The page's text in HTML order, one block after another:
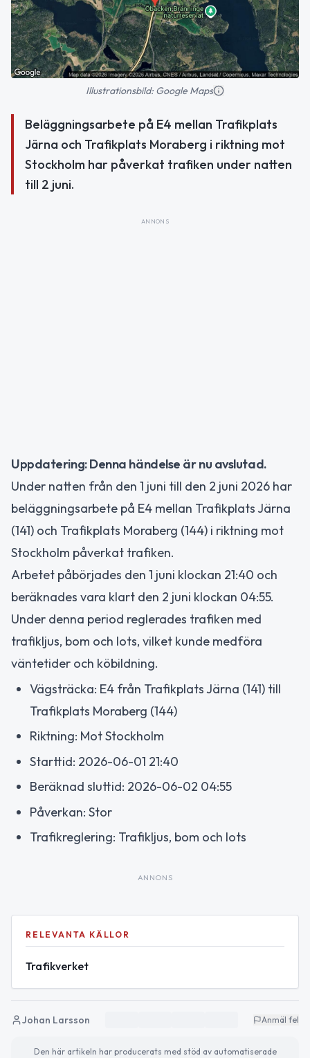
Illustrationsbild: Google Maps
Beläggningsarbete på E4 mellan Trafikplats
Järna och Trafikplats Moraberg i riktning mot
Stockholm har påverkat trafiken under natten
till 2 juni.
ANNONS
Uppdatering: Denna händelse är nu avslutad.
Under natten från den 1 juni till den 2 juni 2026 har
beläggningsarbete på E4 mellan Trafikplats Järna
(141) och Trafikplats Moraberg (144) i riktning mot
Stockholm påverkat trafiken.
Arbetet påbörjades den 1 juni klockan 21:40 och
beräknades vara klart den 2 juni klockan 04:55.
Under denna period reglerades trafiken med
trafikljus, bom och lots, vilket kunde medföra
väntetider och köbildning.
Vägsträcka: E4 från Trafikplats Järna (141) till
Trafikplats Moraberg (144)
Riktning: Mot Stockholm
Starttid: 2026-06-01 21:40
Beräknad sluttid: 2026-06-02 04:55
Påverkan: Stor
Trafikreglering: Trafikljus, bom och lots
ANNONS
RELEVANTA KÄLLOR
Trafikverket
Johan Larsson Anmäl fel
Den här artikeln har producerats med stöd av automatiserade